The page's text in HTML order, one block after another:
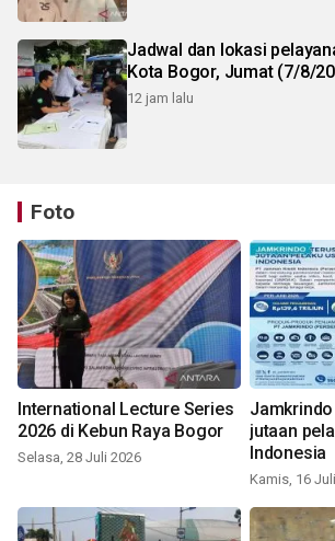
Jadwal dan lokasi
Kota Bogor, Jumat (7/8/
12 jam lalu
Foto
International Lecture Series
2026 di Kebun Raya Bogor
Selasa, 28 Juli 2026
jutaan
Indonesia
Kamis, 16